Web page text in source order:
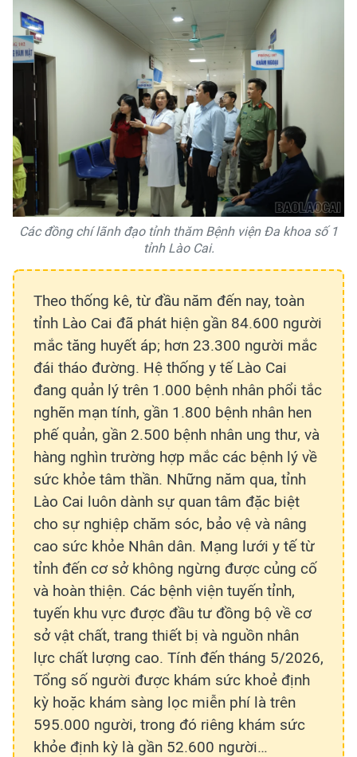
Các đồng chí lãnh đạo tỉnh thăm Bệnh viện Đa khoa số 1
tỉnh Lào Cai.
Theo thống kê, từ đầu năm đến nay, toàn
tỉnh Lào Cai đã phát hiện gần 84.600 người
mắc tăng huyết áp; hơn 23.300 người mắc
đái tháo đường. Hệ thống y tế Lào Cai
đang quản lý trên 1.000 bệnh nhân phổi tắc
nghẽn mạn tính, gần 1.800 bệnh nhân hen
phế quản, gần 2.500 bệnh nhân ung thư, và
hàng nghìn trường hợp mắc các bệnh lý về
sức khỏe tâm thần. Những năm qua, tỉnh
Lào Cai luôn dành sự quan tâm đặc biệt
cho sự nghiệp chăm sóc, bảo vệ và nâng
cao sức khỏe Nhân dân. Mạng lưới y tế từ
tỉnh đến cơ sở không ngừng được củng cố
và hoàn thiện. Các bệnh viện tuyến tỉnh,
tuyến khu vực được đầu tư đồng bộ về cơ
sở vật chất, trang thiết bị và nguồn nhân
lực chất lượng cao. Tính đến tháng 5/2026,
Tổng số người được khám sức khoẻ định
kỳ hoặc khám sàng lọc miễn phí là trên
595.000 người, trong đó riêng khám sức
khỏe định kỳ là gần 52.600 người…